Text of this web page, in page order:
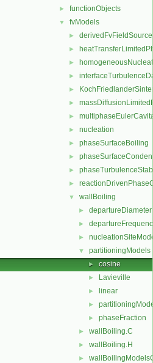
► functionObjects
▼ fvModels
► derivedFvFieldSources
►
►
►
►
►
►
► nucleation
► phaseSurfaceBoiling
►
►
►
▼ wallBoiling
►
►
►
▼ partitioningModels
► cosine
► Lavieville
► linear
► partitioningModel
► phaseFraction
► wallBoiling.C
► wallBoiling.H
►